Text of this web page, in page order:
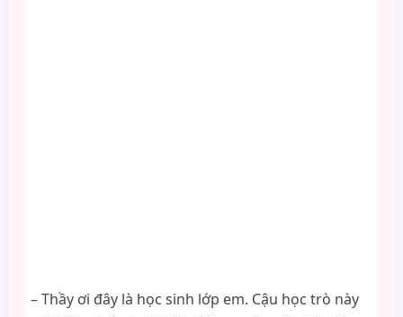
– Thầy ơi đây là học sinh lớp em. Cậu học trò này